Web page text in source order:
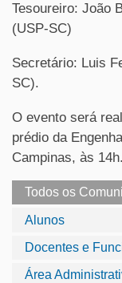
Todos os
Alunos
Docentes e
Área
Tesoureiro: João
(USP-SC)
Secretário: Luis
SC).
O evento será
prédio da
Campinas, às 14h.